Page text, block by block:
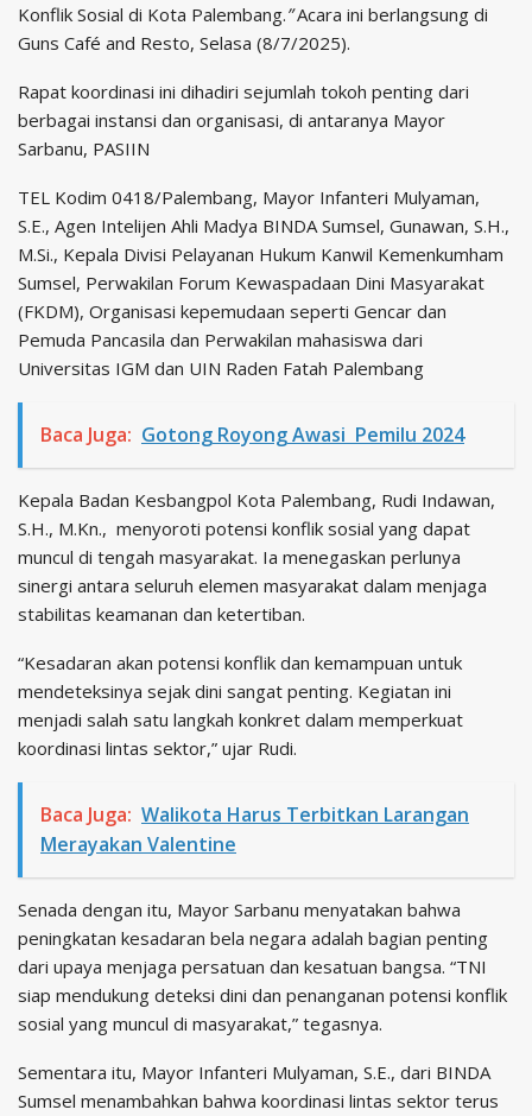
Konflik Sosial di Kota Palembang.”Acara ini berlangsung di
Guns Café and Resto, Selasa (8/7/2025).
Rapat koordinasi ini dihadiri sejumlah tokoh penting dari
berbagai instansi dan organisasi, di antaranya Mayor
Sarbanu, PASIIN
TEL Kodim 0418/Palembang, Mayor Infanteri Mulyaman,
S.E., Agen Intelijen Ahli Madya BINDA Sumsel, Gunawan, S.H.,
M.Si., Kepala Divisi Pelayanan Hukum Kanwil Kemenkumham
Sumsel, Perwakilan Forum Kewaspadaan Dini Masyarakat
(FKDM), Organisasi kepemudaan seperti Gencar dan
Pemuda Pancasila dan Perwakilan mahasiswa dari
Universitas IGM dan UIN Raden Fatah Palembang
Baca Juga: Gotong Royong Awasi Pemilu 2024
Kepala Badan Kesbangpol Kota Palembang, Rudi Indawan,
S.H., M.Kn., menyoroti potensi konflik sosial yang dapat
muncul di tengah masyarakat. Ia menegaskan perlunya
sinergi antara seluruh elemen masyarakat dalam menjaga
stabilitas keamanan dan ketertiban.
“Kesadaran akan potensi konflik dan kemampuan untuk
mendeteksinya sejak dini sangat penting. Kegiatan ini
menjadi salah satu langkah konkret dalam memperkuat
koordinasi lintas sektor,” ujar Rudi.
Baca Juga: Walikota Harus Terbitkan Larangan
Merayakan Valentine
Senada dengan itu, Mayor Sarbanu menyatakan bahwa
peningkatan kesadaran bela negara adalah bagian penting
dari upaya menjaga persatuan dan kesatuan bangsa. “TNI
siap mendukung deteksi dini dan penanganan potensi konflik
sosial yang muncul di masyarakat,” tegasnya.
Sementara itu, Mayor Infanteri Mulyaman, S.E., dari BINDA
Sumsel menambahkan bahwa koordinasi lintas sektor terus